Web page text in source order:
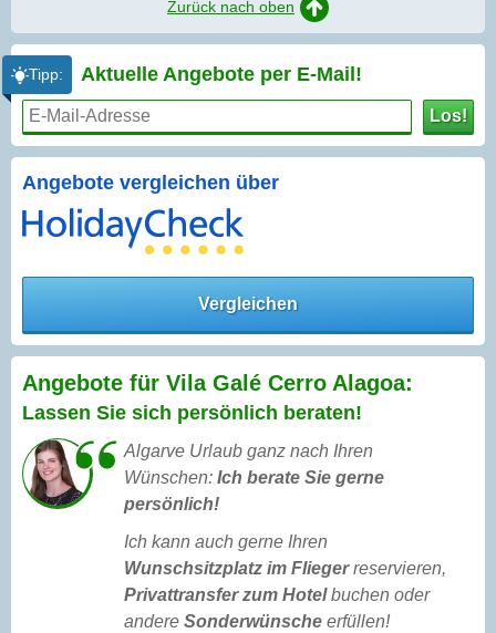
Zurück nach oben
Tipp: Aktuelle Angebote per E-Mail!
Los!
Angebote vergleichen über
Vergleichen
Angebote für Vila Galé Cerro Alagoa:
Lassen Sie sich persönlich beraten!
Algarve Urlaub ganz nach Ihren
Wünschen: Ich berate Sie gerne
persönlich!
Ich kann auch gerne Ihren
Wunschsitzplatz im Fliegerreservieren,
Privattransfer zum Hotelbuchen oder
andere Sonderwünsche erfüllen!